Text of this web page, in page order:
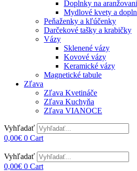
Doplnky na
Mydlové kvety a
Peňaženky a kľúčenky
Darčekové tašky a krabičky
Vázy
Sklenené vázy
Kovové vázy
Keramické vázy
Magnetické tabule
Zľava
Zľava Kvetináče
Zľava Kuchyňa
Zľava VIANOCE
Vyhľadať
0,00€ 0 Cart
Vyhľadať
0,00€ 0 Cart